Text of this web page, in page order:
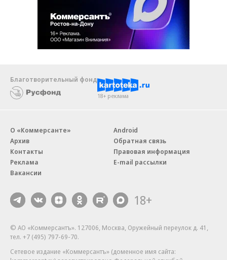
Благотворительный фонд
18+ реклама
О «Коммерсанте»
Архив
Контакты
Реклама
Вакансии
Android
Обратная связь
Правовая информация
E-mail рассылки
18+
© АО «Коммерсантъ». 127006, Москва, Оружейный переулок д. 41,
тел. +7 (495) 797-69-70.
Сетевое издание «Коммерсантъ» (доменное имя сайта: